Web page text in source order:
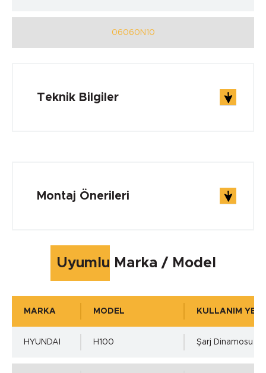
06060N10
Teknik Bilgiler
Çalışma Sıcaklığı max.
Çalışma Basıncı
0.05 MPa
Montaj Önerileri
Uyumlu Marka / Model
MARKA MODEL KULLANIM YERİ
HYUNDAI H100 Şarj Dinamosu